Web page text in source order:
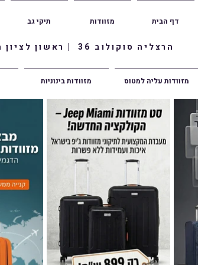
הרצליה סוקולוב 36 | ראשון לציון הרצל 47 | פתח תקווה אשכנזי 1
תיקי גב מזוודות דף הבית
מזוודות בינוניות מזוודות עליה למטוס